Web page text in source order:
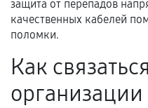
В некоторых случаях
расширенной
условия продления
фиксируются в
защита от перепадов
качественных кабелей
поломки.
Как